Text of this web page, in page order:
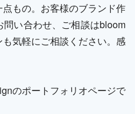
もの。お客様のブランド作
問い合わせ、ご相談はbloom
気軽にご相談ください。感
のポートフォリオページで